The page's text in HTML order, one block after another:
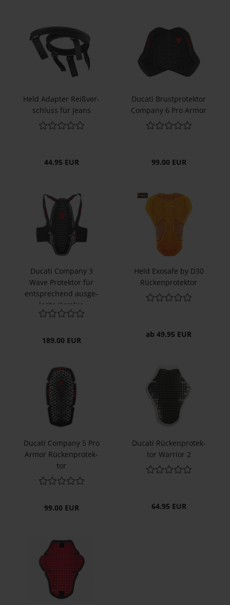
Held Ad­ap­ter Reiß­ver­
schluss für Jeans
44.95 EUR
Du­ca­ti Brust­pro­tek­tor
Com­pa­ny 6 Pro Armor
99.00 EUR
Du­ca­ti Com­pa­ny 3
Wave Pro­tek­tor für
ent­spre­chend aus­ge­
leg­te Kom­bis
189.00 EUR
Held Exo­safe by D30
Rü­cken­pro­tek­tor
ab 49.95 EUR
Du­ca­ti Com­pa­ny 5 Pro
Armor Rü­cken­pro­tek­
tor
99.00 EUR
Du­ca­ti Rü­cken­pro­tek­
tor War­ri­or 2
64.95 EUR